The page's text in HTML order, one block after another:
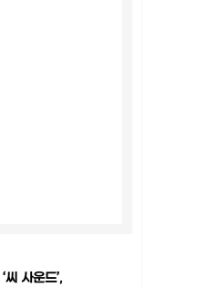
씨 사운드’,